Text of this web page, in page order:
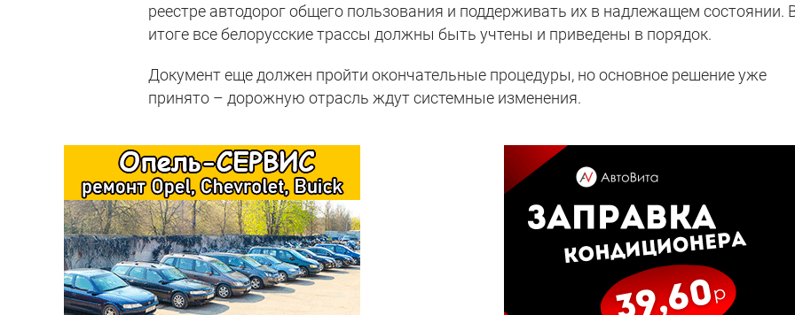
реестре автодорог общего пользования и поддерживать их в надлежащем состоянии.
итоге все белорусские трассы должны быть учтены и приведены в порядок.
Документ еще должен пройти окончательные процедуры, но основное решение уже
принято – дорожную отрасль ждут системные изменения.